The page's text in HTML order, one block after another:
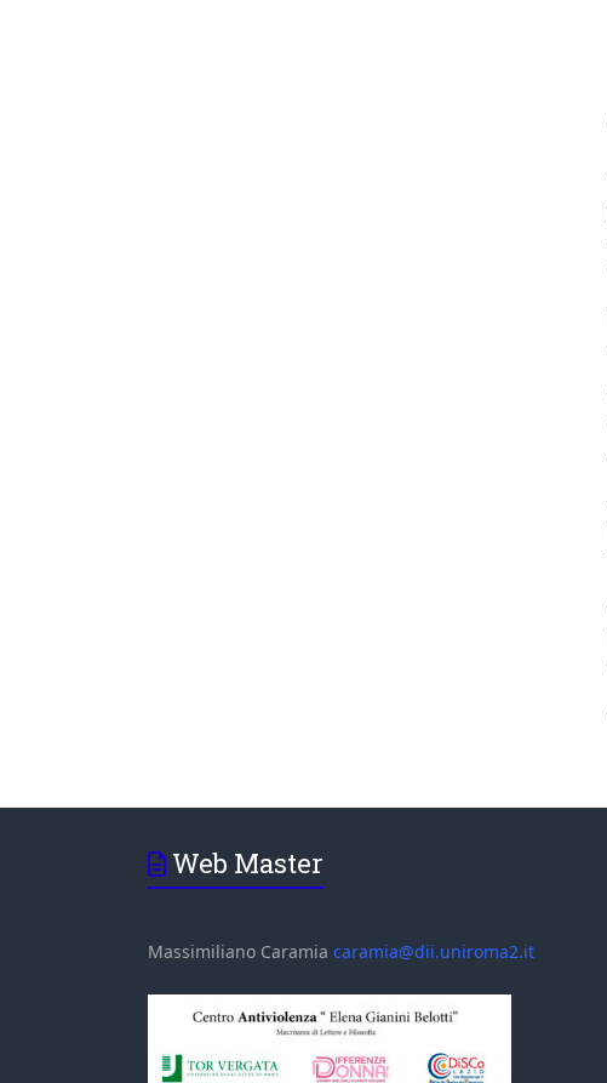
Web Master
Massimiliano Caramia caramia@dii.uniroma2.it